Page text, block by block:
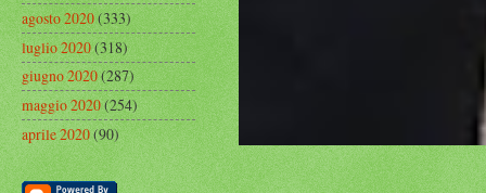
agosto 2020(333)
luglio 2020(318)
giugno 2020(287)
maggio 2020(254)
aprile 2020(90)